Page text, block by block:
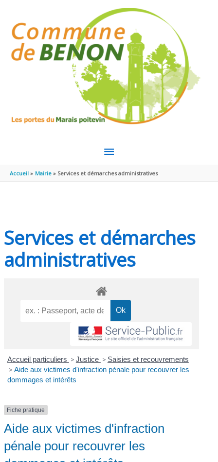
MENU
PRINCIPAL
Accueil Mairie Services et démarches administratives
Services et démarches
administratives
Accueil particuliers > Justice > Saisies et recouvrements
> Aide aux victimes d'infraction pénale pour recouvrer les
dommages et intérêts
Fiche pratique
Aide aux victimes d'infraction
pénale pour recouvrer les